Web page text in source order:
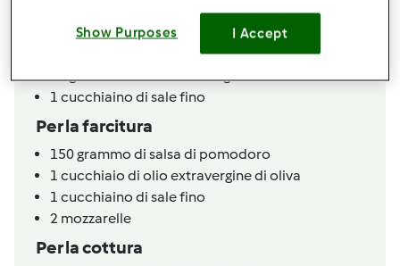
di zucchero semolato
grammodi farina tipo 0
di farina di semola di grano duro
30grammodi olio extravergine di oliva
1 cucchiaino di sale fino
Per la farcitura
150grammo di salsa di pomodoro
1 cucchiaio di olio extravergine di oliva
1 cucchiaino di sale fino
2 mozzarelle
Per la cottura
Show Purposes I Accept